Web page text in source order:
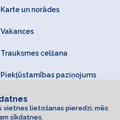
Karte un norādes
Vakances
Trauksmes celšana
Piekļūstamības paziņojums
vietnes lietošanas pieredzi, mēs
sīkdatnes.